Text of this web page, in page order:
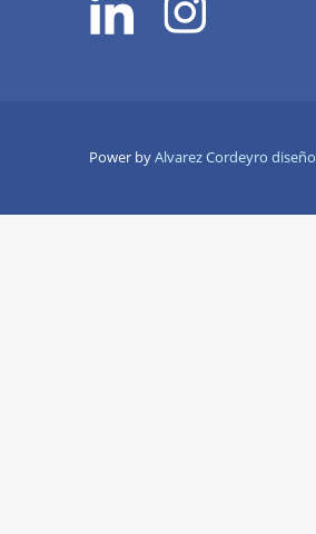
Power byAlvarez Cordeyro diseño